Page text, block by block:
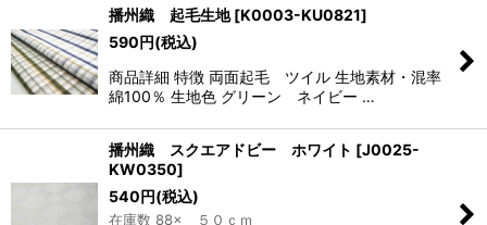
播州織 起毛生地 [K0003-KU0821]
590円(税込)
商品詳細 特徴 両面起毛 ツイル 生地素材・混率
綿100％ 生地色 グリーン ネイビー …
播州織 スクエアドビー ホワイト [J0025-
KW0350]
540円(税込)
在庫数 88× ５０ｃｍ